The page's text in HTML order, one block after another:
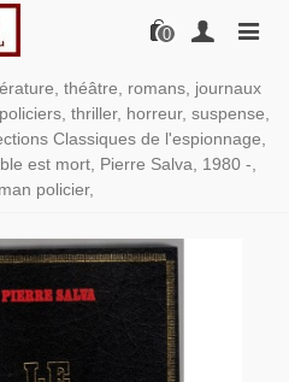
0
théâtre, romans, journaux
thriller, horreur, suspense,
Classiques de l'espionnage,
est mort, Pierre Salva, 1980 -,
policier,